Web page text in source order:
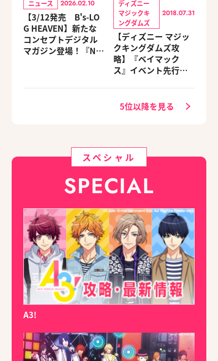
ニュース 2026.02.10
【3/12発売 B's-LO
G HEAVEN】新たな
コンセプトデジタル
マガジン登場！『NU:
ディズニー
マジックキ
ングダムズ
2018.07.31
【ディズニー マジッ
クキングダムズ攻
略】『ベイマック
ス』イベント先行体
5位以降を見る
スペシャル
SPECIAL
A3!